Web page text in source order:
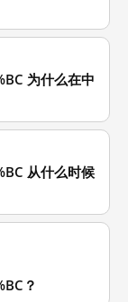
为什么在中
从什么时候
？